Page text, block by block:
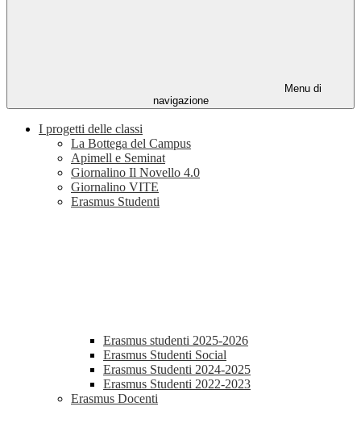
Menu di
navigazione
I progetti delle classi
La Bottega del Campus
Apimell e Seminat
Giornalino Il Novello 4.0
Giornalino VITE
Erasmus Studenti
Erasmus studenti 2025-2026
Erasmus Studenti Social
Erasmus Studenti 2024-2025
Erasmus Studenti 2022-2023
Erasmus Docenti